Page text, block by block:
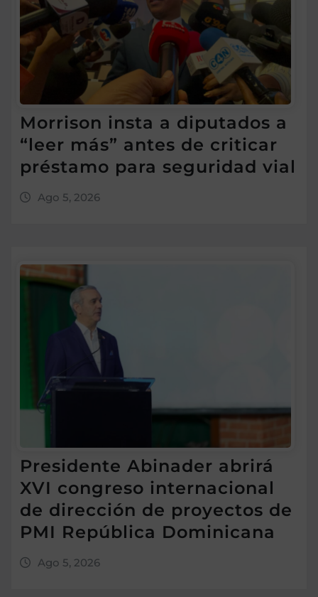
Morrison insta a diputados a
“leer más” antes de criticar
préstamo para seguridad vial
Ago 5, 2026
Presidente Abinader abrirá
XVI congreso internacional
de dirección de proyectos de
PMI República Dominicana
Ago 5, 2026